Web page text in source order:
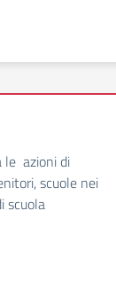
le azioni di
scuole nei
scuola